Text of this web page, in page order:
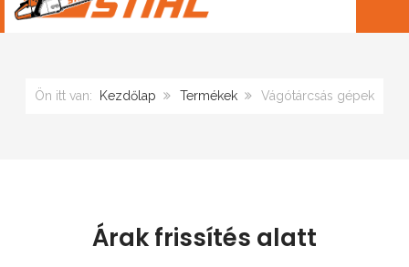
Ön itt van: Kezdőlap Termékek Vágótárcsás gépek
Árak frissítés alatt